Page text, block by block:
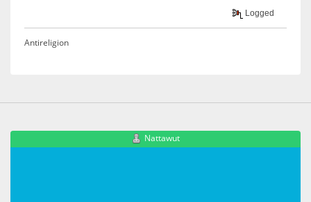
Logged
Antireligion
Nattawut